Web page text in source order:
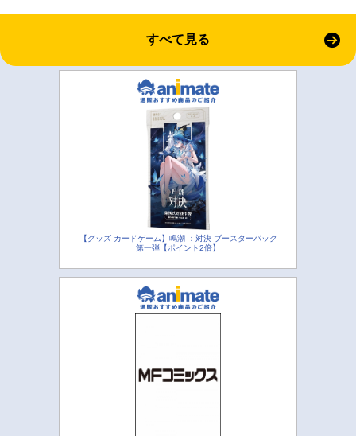
すべて見る
【グッズ-カードゲーム】鳴潮 ：対決 ブースターパック
第一弾【ポイント2倍】